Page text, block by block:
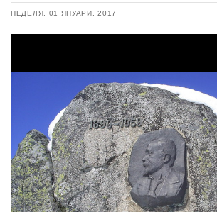
НЕДЕЛЯ, 01 ЯНУАРИ, 2017